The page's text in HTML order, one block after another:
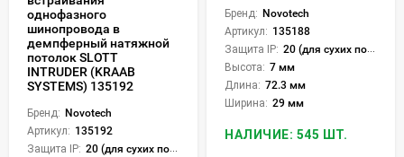
однофазного
шинопровода в
демпферный натяжной
потолок SLOTT
INTRUDER (KRAAB
SYSTEMS) 135192
Бренд: Novotech
Артикул: 135192
Защита IP: 20 (для сухих пом.)
Бренд: Novotech
Артикул: 135188
Защита IP: 20 (для сухих пом.)
Высота: 7 мм
Длина: 72.3 мм
Ширина: 29 мм
НАЛИЧИЕ: 545 ШТ.